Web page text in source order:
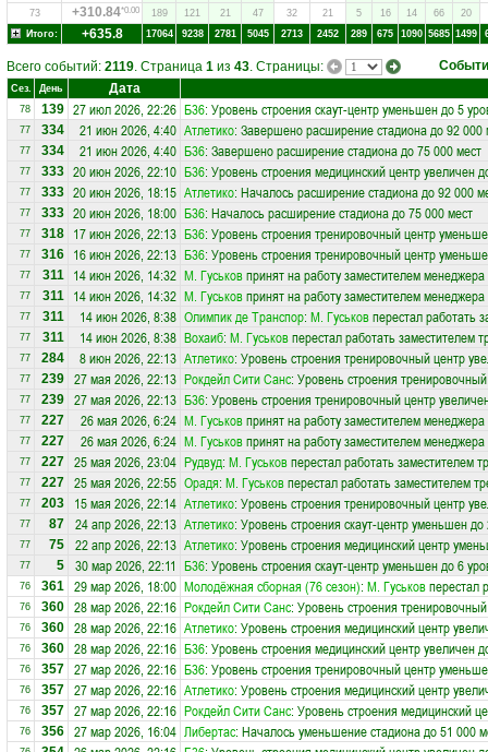
73
+310.84*0.00 189 121 21 47 32 21 5 16 14 66
20
Итого:
+635.8 17064 9238 2781 5045 2713 2452 289 675 1090 5685 1499
Всего событий: 2119. Страница 1 из 43. Страницы:
Сез. День Дата
78 139 27 июл 2026, 22:26 Б36: Уровень строения скаут-центр уменьшен до 5
77 334 21 июн 2026, 4:40 Атлетико: Завершено расширение стадиона до 92 000
77 334 21 июн 2026, 4:40 Б36: Завершено расширение стадиона до 75 000 мест
77 333 20 июн 2026, 22:10 Б36: Уровень строения медицинский центр увеличен
77 333 20 июн 2026, 18:15 Атлетико: Началось расширение стадиона до 92 000
77 333 20 июн 2026, 18:00 Б36: Началось расширение стадиона до 75 000 мест
77 318 17 июн 2026, 22:13 Б36: Уровень строения тренировочный центр
77 316 16 июн 2026, 22:13 Б36: Уровень строения тренировочный центр
77 311 14 июн 2026, 14:32 М. Гуськовпринят на работу заместителем
77 311 14 июн 2026, 14:32 М. Гуськовпринят на работу заместителем
77 311 14 июн 2026, 8:38 Олимпик де Транспор: М. Гуськовперестал работать
77 311 14 июн 2026, 8:38 Вохаиб: М. Гуськовперестал работать заместителем
77 284 8 июн 2026, 22:13 Атлетико: Уровень строения тренировочный центр
77 239 27 мая 2026, 22:13 Рокдейл Сити Санс: Уровень строения
77 239 27 мая 2026, 22:13 Б36: Уровень строения тренировочный центр
77 227 26 мая 2026, 6:24 М. Гуськовпринят на работу заместителем
77 227 26 мая 2026, 6:24 М. Гуськовпринят на работу заместителем
77 227 25 мая 2026, 23:04 Рудвуд: М. Гуськовперестал работать заместителем
77 227 25 мая 2026, 22:55 Орадя: М. Гуськовперестал работать заместителем
77 203 15 мая 2026, 22:14 Атлетико: Уровень строения тренировочный центр
77 87 24 апр 2026, 22:13 Атлетико: Уровень строения скаут-центр уменьшен до
77 75 22 апр 2026, 22:13 Атлетико: Уровень строения медицинский центр
77 5 30 мар 2026, 22:11 Б36: Уровень строения скаут-центр уменьшен до 6
76 361 29 мар 2026, 18:00 Молодёжная сборная (76 сезон): М. Гуськовперестал
76 360 28 мар 2026, 22:16 Рокдейл Сити Санс: Уровень строения
76 360 28 мар 2026, 22:16 Атлетико: Уровень строения медицинский центр
76 360 28 мар 2026, 22:16 Б36: Уровень строения медицинский центр увеличен
76 357 27 мар 2026, 22:16 Б36: Уровень строения тренировочный центр
76 357 27 мар 2026, 22:16 Атлетико: Уровень строения медицинский центр
76 357 27 мар 2026, 22:16 Рокдейл Сити Санс: Уровень строения медицинский
76 356 27 мар 2026, 16:04 Либертас: Началось уменьшение стадиона до 51 000